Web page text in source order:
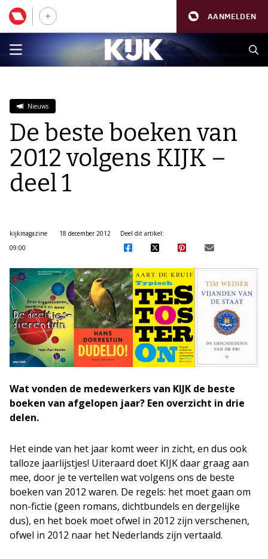
AANMELDEN
Nieuws
De beste boeken van
2012 volgens KIJK –
deel 1
kijkmagazine
18 december 2012
09:00
Deel dit artikel:
Wat vonden de medewerkers van KIJK de beste
boeken van afgelopen jaar? Een overzicht in drie
delen.
Het einde van het jaar komt weer in zicht, en dus ook
talloze jaarlijstjes! Uiteraard doet KIJK daar graag aan
mee, door je te vertellen wat volgens ons de beste
boeken van 2012 waren. De regels: het moet gaan om
non-fictie (geen romans, dichtbundels en dergelijke
dus), en het boek moet ofwel in 2012 zijn verschenen,
ofwel in 2012 naar het Nederlands zijn vertaald.